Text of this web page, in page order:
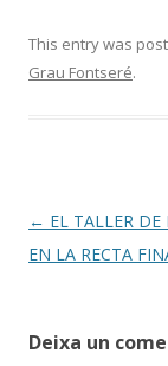
e
b
k
itt
er
This entry was
Grau Fontseré.
Post
navigation
← EL TALLER DE
EN LA RECTA
Deixa un